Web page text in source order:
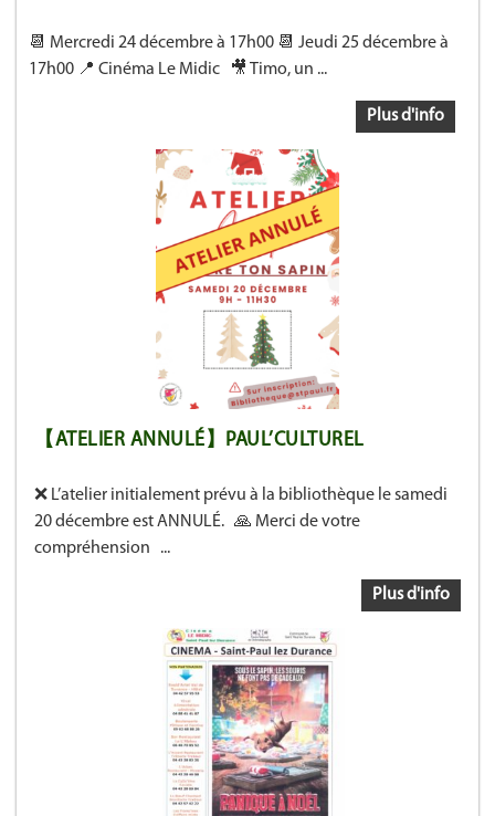
📆 Mercredi 24 décembre à 17h00 📆 Jeudi 25 décembre à
17h00 📍 Cinéma Le Midic 🎥 Timo, un ...
Plus d'info
【ATELIER ANNULÉ】PAUL’CULTUREL
❌ L’atelier initialement prévu à la bibliothèque le samedi
20 décembre est ANNULÉ. 🙏 Merci de votre
compréhension ...
Plus d'info